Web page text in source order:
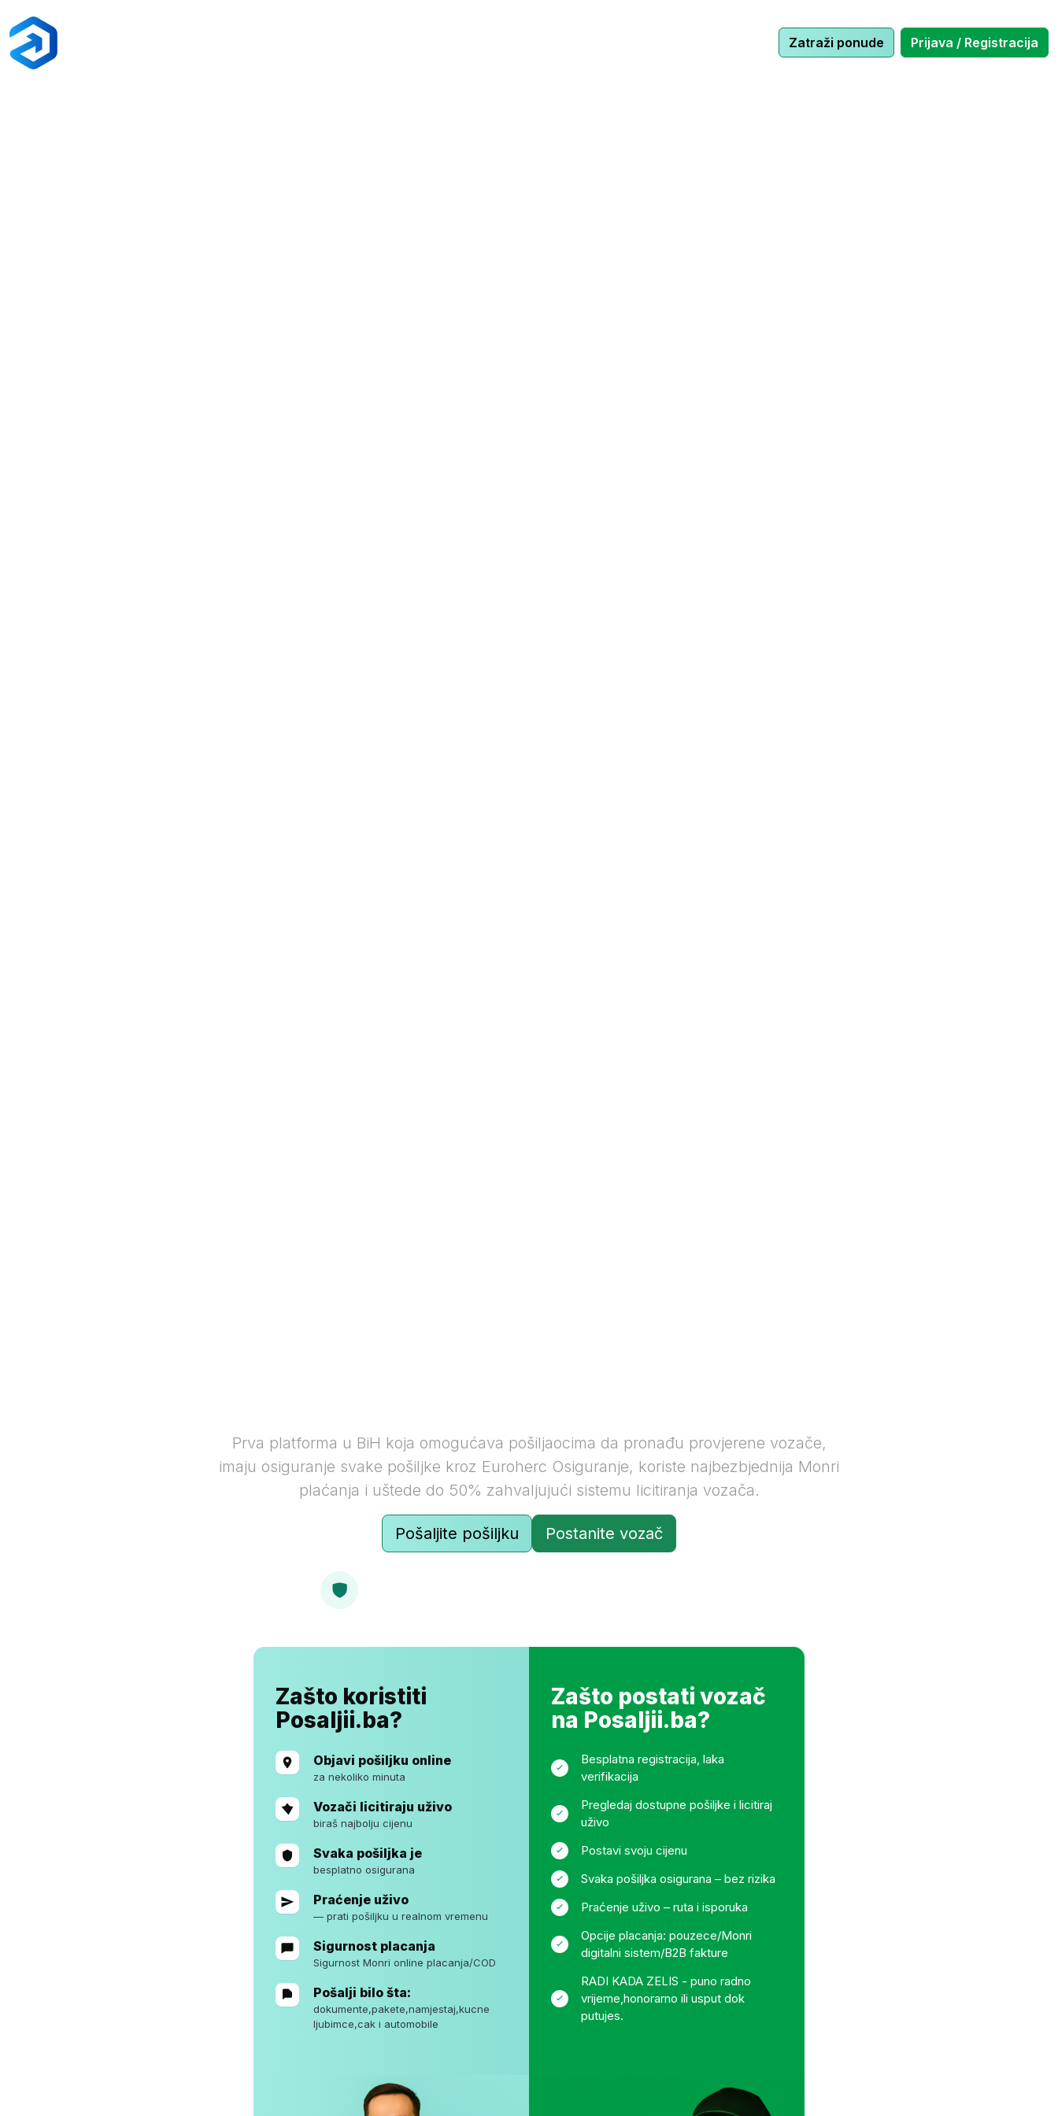
Zatraži ponude Prijava / Registracija
Prva platforma u BiH koja omogućava pošiljaocima da pronađu provjerene vozače,
imaju osiguranje svake pošiljke kroz Euroherc Osiguranje, koriste najbezbjednija Monri
plaćanja i uštede do 50% zahvaljujući sistemu licitiranja vozača.
Pošaljite pošiljku Postanite vozač
Zašto koristiti
Posaljii.ba?
Objavi pošiljku online
za nekoliko minuta
Vozači licitiraju uživo
biraš najbolju cijenu
Svaka pošiljka je
besplatno osigurana
Praćenje uživo
— prati pošiljku u realnom vremenu
Sigurnost placanja
Sigurnost Monri online placanja/COD
Pošalji bilo šta:
dokumente,pakete,namjestaj,kucne
ljubimce,cak i automobile
Zašto postati vozač
na Posaljii.ba?
Besplatna registracija, laka
verifikacija
Pregledaj dostupne pošiljke i licitiraj
uživo
Postavi svoju cijenu
Svaka pošiljka osigurana – bez rizika
Praćenje uživo – ruta i isporuka
Opcije placanja: pouzece/Monri
digitalni sistem/B2B fakture
RADI KADA ZELIS - puno radno
vrijeme,honorarno ili usput dok
putujes.